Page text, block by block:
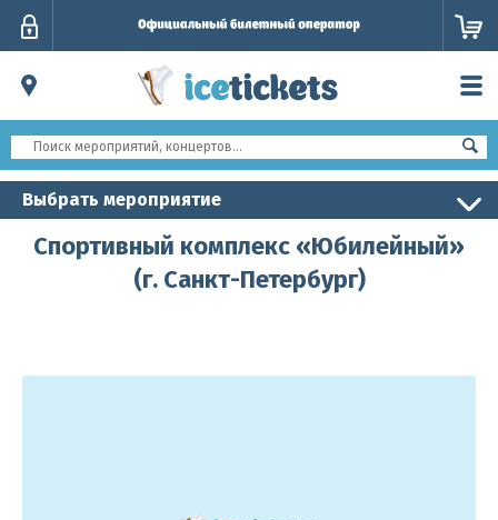
Выбрать мероприятие
Спортивный комплекс «Юбилейный»
(г. Санкт-Петербург)